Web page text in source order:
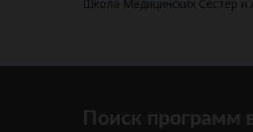
Школа Медицинских Сестер
Поиск программ